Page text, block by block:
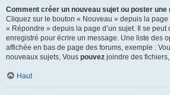
Comment créer un nouveau sujet ou poster une
Cliquez sur le bouton « Nouveau » depuis la page
« Répondre » depuis la page d’un sujet. Il se peut
enregistré pour écrire un message. Une liste des
affichée en bas de page des forums, exemple :
nouveaux sujets, Vous pouvez joindre des
Haut